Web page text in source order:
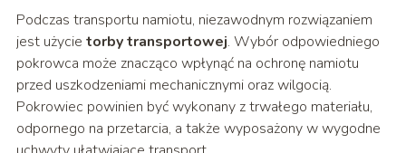
Podczas transportu namiotu, niezawodnym rozwiązaniem
jest użycie torby transportowej. Wybór odpowiedniego
pokrowca może znacząco wpłynąć na ochronę namiotu
przed uszkodzeniami mechanicznymi oraz wilgocią.
Pokrowiec powinien być wykonany z trwałego materiału,
odpornego na przetarcia, a także wyposażony w wygodne